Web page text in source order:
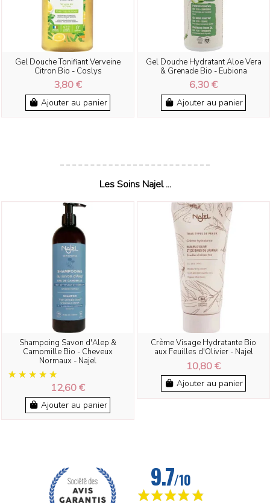
Gel Douche Tonifiant Verveine
Citron Bio - Coslys
3,80 €
Ajouter au panier
Gel Douche Hydratant Aloe Vera
& Grenade Bio - Eubiona
6,30 €
Ajouter au panier
Les Soins Najel ...
Shampoing Savon d'Alep &
Camomille Bio - Cheveux
Normaux - Najel
12,60 €
Ajouter au panier
Crème Visage Hydratante Bio
aux Feuilles d'Olivier - Najel
10,80 €
Ajouter au panier